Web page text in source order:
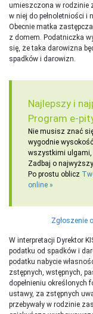
umieszczona w rodzinie
w niej do pełnoletniości
Obecnie matka
z domem. Podatniczka
się, że taka darowizna
spadków i darowizn.
Najlepszy i
Program e-
Nie musisz znać
wygodnie
wszystkimi ulgami,
Zadbaj o
Po prostu oblicz
online
Zgłoszenie
W interpretacji Dyrektor
podatku od spadków i
podatku nabycie
zstępnych, wstępnych,
dopełnieniu określonych
ustawy, za zstępnych
przebywały w rodzinie